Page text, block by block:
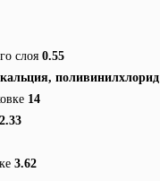
слоя 0.55
поливинилхлорид
14
3.62